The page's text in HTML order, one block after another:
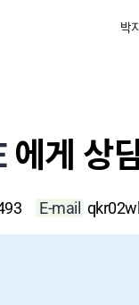
박
에게 상
E-mail